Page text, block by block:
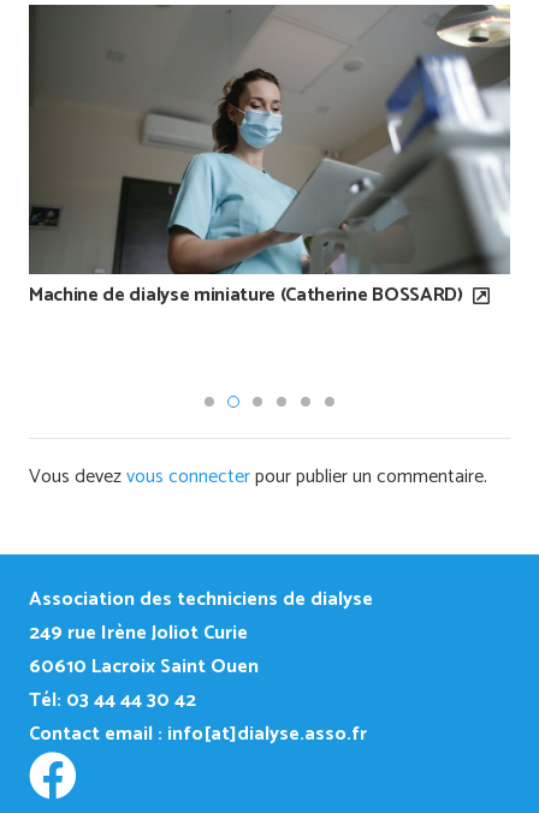
Rapport de stage 9ème session de saint Brieuc ( Julie
Vous devezvous connecterpour publier un commentaire.
Association des techniciens de dialyse
249 rue Irène Joliot Curie
60610 Lacroix Saint Ouen
Tél: 03 44 44 30 42
Contact email : info[at]dialyse.asso.fr